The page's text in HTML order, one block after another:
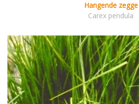
Hangende zegge
Carex pendula